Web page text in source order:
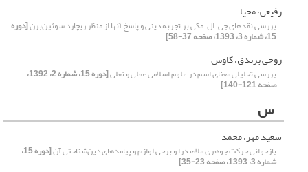
رفیعی، محیا
بررسی نقدهای جی. ال. مکی بر تجربه دینی و پاسخ آنها از منظر ریچارد سوئین‌برن[دوره
15، شماره 3، 1393، صفحه 37-58]
روحی برندق، کاوس
بررسی تحلیلی معنای اسم در علوم اسلامی عقلی و نقلی [دوره 15، شماره 2، 1392،
صفحه 121-140]
س
سعید مهر، محمد
بازخوانی حرکت جوهری ملاصدرا و برخی لوازم و پیامد‌های دین‌شناختی آن [دوره 15،
شماره 3، 1393، صفحه 23-35]